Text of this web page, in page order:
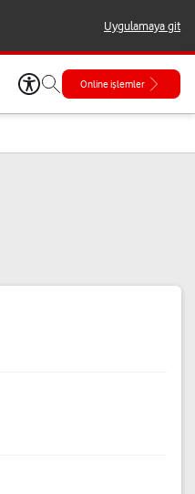
Uygulamaya git
Online işlemler